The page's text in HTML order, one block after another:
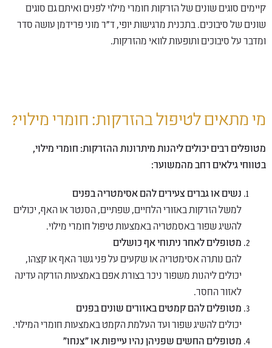
קיימים סוגים שונים של הזרקות חומרי מילוי לפנים ואיתם גם סוגים
שונים של סיבוכים. בתכנית מרגישות יופי, ד"ר מוני פרידמן עושה סדר
ומדבר על סיבוכים ותופעות לוואי מהזרקות.
מי מתאים לטיפול בהזרקות: חומרי מילוי?
מטופלים רבים יכולים ליהנות מיתרונות ההזרקות: חומרי מילוי,
בטווחי גילאים רחב מהמשוער:
נשים או גברים צעירים להם אסימטריה בפנים
למשל הזרקות באזורי הלחיים, שפתיים, הסנטר או האף, יכולים
להשיג שפור באסמטריה באמצעות טיפול חומרי מילוי.
מטופלים לאחר ניתוחי אף כושלים
להם נותרה אסימטריה או שקעים על פני גשר האף או קצהו,
יכולים ליהנות משפור ניכר בצורת אפם באמצעות הזרקה עדינה
לאזור החסר.
מטופלים להם קמטים באזורים שונים בפנים
יכולים להשיג שפור ועד העלמת הקמט באמצעות חומרי המילוי.
מטופלים החשים שפניהן נהיו עייפות או "צנחו"